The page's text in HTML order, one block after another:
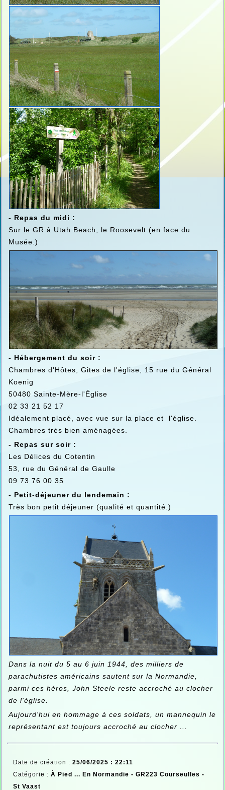
- Repas du midi :
Sur le GR à Utah Beach, le Roosevelt (en face du
Musée.)
- Hébergement du soir :
Chambres d'Hôtes, Gites de l'église, 15 rue du Général
Koenig
50480 Sainte-Mère-l'Église
02 33 21 52 17
Idéalement placé, avec vue sur la place et l'église.
Chambres très bien aménagées.
- Repas sur soir :
Les Délices du Cotentin
53, rue du Général de Gaulle
09 73 76 00 35
- Petit-déjeuner du lendemain :
Très bon petit déjeuner (qualité et quantité.)
Dans la nuit du 5 au 6 juin 1944, des milliers de
parachutistes américains sautent sur la Normandie,
parmi ces héros, John Steele reste accroché au clocher
de l'église.
Aujourd'hui en hommage à ces soldats, un mannequin le
représentant est toujours accroché au clocher ...
Date de création : 25/06/2025 : 22:11
Catégorie : À Pied ... En Normandie - GR223 Courseulles -
St Vaast